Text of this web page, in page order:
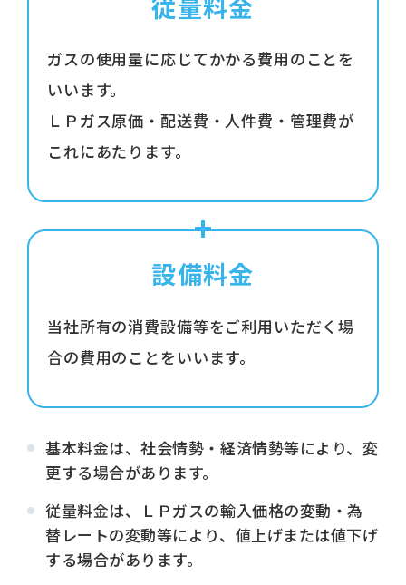
ガスの使用量に応じてかかる費用のことを
いいます。
ＬＰガス原価・配送費・人件費・管理費が
これにあたります。
設備料金
当社所有の消費設備等をご利用いただく場
合の費用のことをいいます。
基本料金は、社会情勢・経済情勢等により、変
更する場合があります。
従量料金は、ＬＰガスの輸入価格の変動・為
替レートの変動等により、値上げまたは値下げ
する場合があります。